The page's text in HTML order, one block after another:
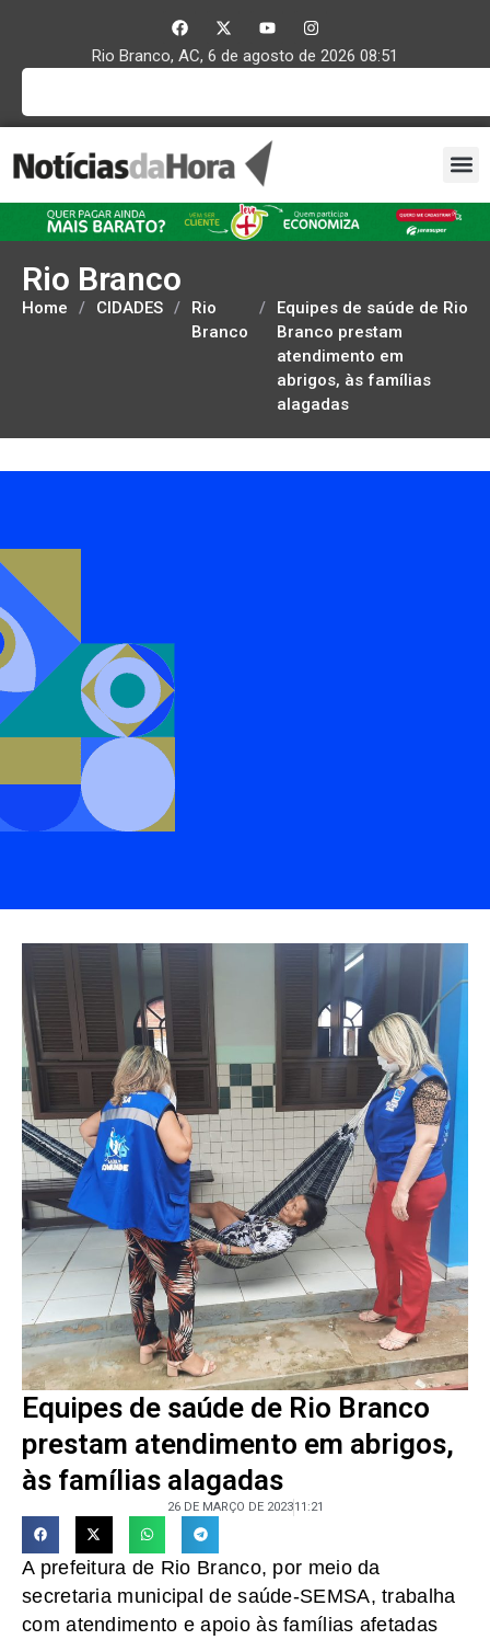
Rio Branco, AC, 6 de agosto de 2026 08:51
Rio Branco
Home / CIDADES /
Rio
Branco
/
Equipes de saúde de Rio
Branco prestam
atendimento em
abrigos, às famílias
alagadas
Equipes de saúde de Rio Branco
prestam atendimento em abrigos,
às famílias alagadas
26 DE MARÇO DE 202311:21
A prefeitura de Rio Branco, por meio da
secretaria municipal de saúde-SEMSA, trabalha
com atendimento e apoio às famílias afetadas